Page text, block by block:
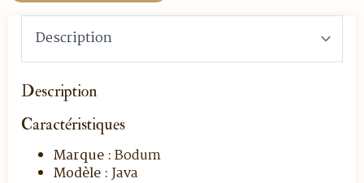
Description
Caractéristiques
Marque :Bodum
Modèle :Java